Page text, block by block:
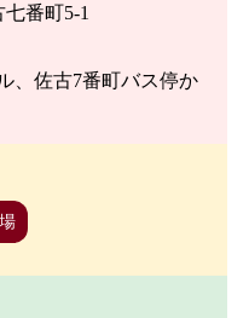
番町5-1
、佐古7番町バス停か